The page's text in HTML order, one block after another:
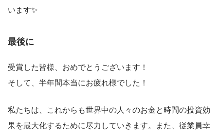
います✨
最後に
受賞した皆様、おめでとうございます！
そして、半年間本当にお疲れ様でした！
私たちは、これからも世界中の人々のお金と時間の投資効
果を最大化するために尽力していきます。また、従業員幸